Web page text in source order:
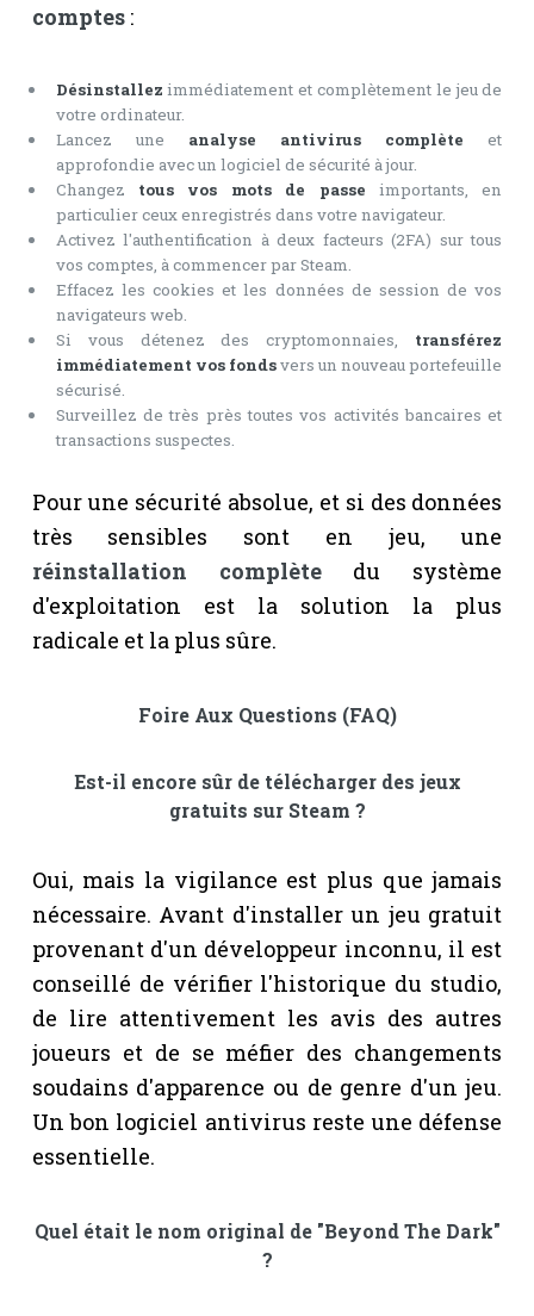
comptes:
Désinstallez immédiatement et complètement le jeu de
votre ordinateur.
Lancez une analyse antivirus complète et
approfondie avec un logiciel de sécurité à jour.
Changez tous vos mots de passe importants, en
particulier ceux enregistrés dans votre navigateur.
Activez l'authentification à deux facteurs (2FA) sur tous
vos comptes, à commencer par Steam.
Effacez les cookies et les données de session de vos
navigateurs web.
Si vous détenez des cryptomonnaies, transférez
immédiatement vos fondsvers un nouveau portefeuille
sécurisé.
Surveillez de très près toutes vos activités bancaires et
transactions suspectes.
Pour une sécurité absolue, et si des données
très sensibles sont en jeu, une
réinstallation complètedu système
d'exploitation est la solution la plus
radicale et la plus sûre.
Foire Aux Questions (FAQ)
Est-il encore sûr de télécharger des jeux
gratuits sur Steam ?
Oui, mais la vigilance est plus que jamais
nécessaire. Avant d'installer un jeu gratuit
provenant d'un développeur inconnu, il est
conseillé de vérifier l'historique du studio,
de lire attentivement les avis des autres
joueurs et de se méfier des changements
soudains d'apparence ou de genre d'un jeu.
Un bon logiciel antivirus reste une défense
essentielle.
Quel était le nom original de "Beyond The Dark"
?